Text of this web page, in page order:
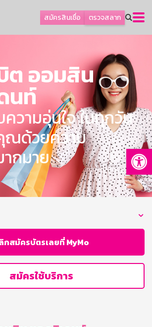
สมัครสินเชื่อ ตรวจสลาก
รายย่อย
ร
ยืน
งิน
ต ออมสิน
นท์
วามอุ่นใจ ในทุกวัน
ณด้วยความ
กมาย
กสมัครบัตรเลยที่ MyMo
สมัครใช้บริการ